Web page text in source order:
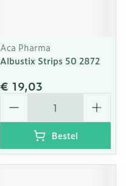
Aca Pharma
Albustix Strips 50 2872
€ 19,03
Aantal
Bestel